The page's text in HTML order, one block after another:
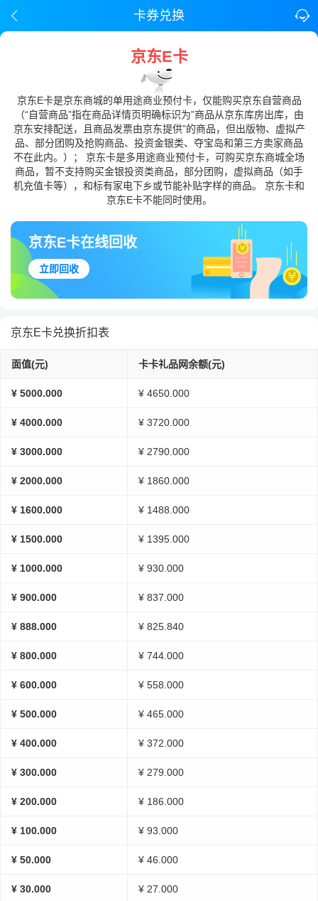
卡券兑换
京东E卡
京东E卡是京东商城的单用途商业预付卡，仅能购买京东自营商品
（“自营商品”指在商品详情页明确标识为”商品从京东库房出库，由
京东安排配送，且商品发票由京东提供”的商品，但出版物、虚拟产
品、部分团购及抢购商品、投资金银类、夺宝岛和第三方卖家商品
不在此内。）； 京东卡是多用途商业预付卡，可购买京东商城全场
商品，暂不支持购买金银投资类商品，部分团购，虚拟商品（如手
机充值卡等），和标有家电下乡或节能补贴字样的商品。 京东卡和
京东E卡不能同时使用。
京东E卡在线回收
立即回收
京东E卡兑换折扣表
面值(元) 卡卡礼品网余额(元)
¥ 5000.000 ¥ 4650.000
¥ 4000.000 ¥ 3720.000
¥ 3000.000 ¥ 2790.000
¥ 2000.000 ¥ 1860.000
¥ 1600.000 ¥ 1488.000
¥ 1500.000 ¥ 1395.000
¥ 1000.000 ¥ 930.000
¥ 900.000 ¥ 837.000
¥ 888.000 ¥ 825.840
¥ 800.000 ¥ 744.000
¥ 600.000 ¥ 558.000
¥ 500.000 ¥ 465.000
¥ 400.000 ¥ 372.000
¥ 300.000 ¥ 279.000
¥ 200.000 ¥ 186.000
¥ 100.000 ¥ 93.000
¥ 50.000 ¥ 46.000
¥ 30.000 ¥ 27.000